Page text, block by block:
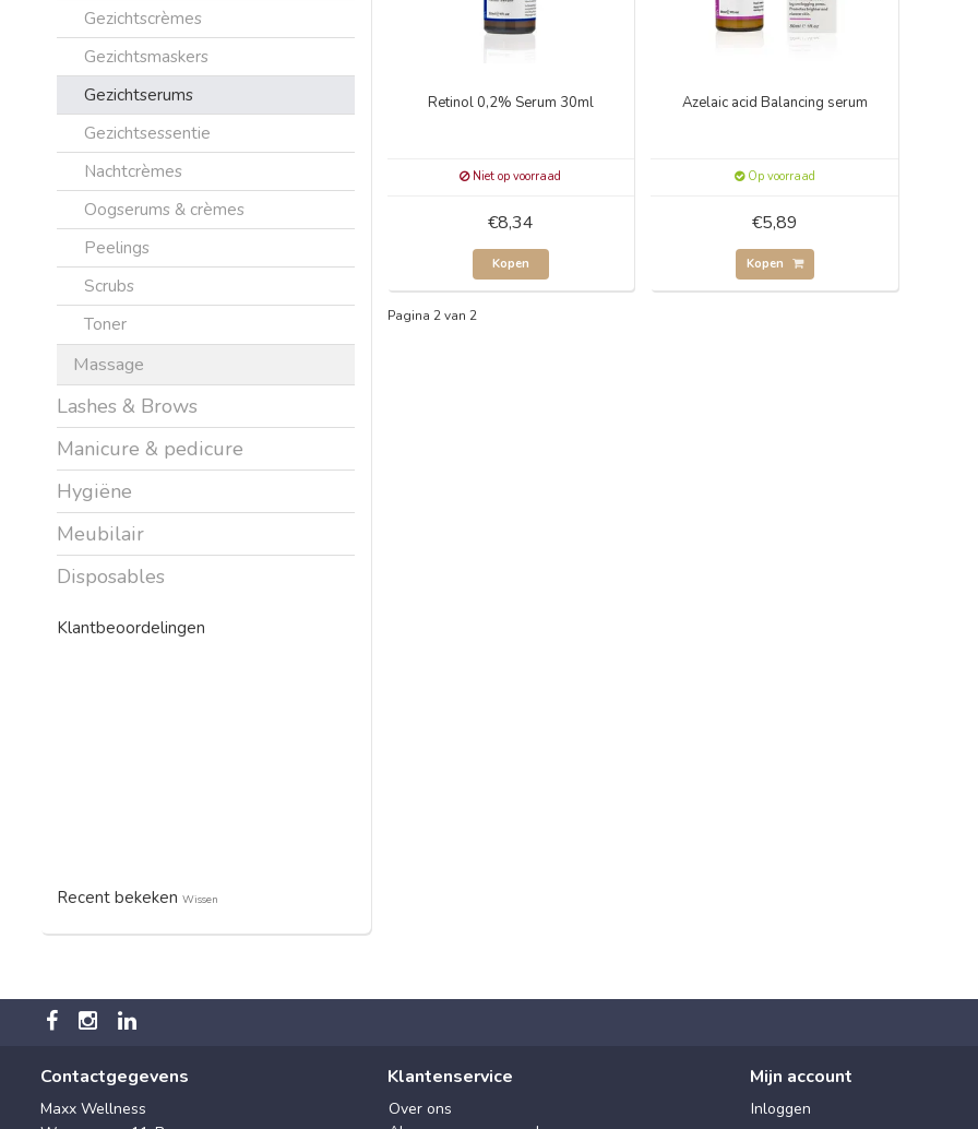
Gezichtscrèmes
Gezichtsmaskers
Gezichtserums
Gezichtsessentie
Nachtcrèmes
Oogserums & crèmes
Peelings
Scrubs
Toner
Massage
Lashes & Brows
Manicure & pedicure
Hygiëne
Meubilair
Disposables
Klantbeoordelingen
Recent bekeken Wissen
Retinol 0,2% Serum 30ml
Niet op voorraad
€8,34
Kopen
Azelaic acid Balancing serum
Op voorraad
€5,89
Kopen
Pagina 2 van 2
Contactgegevens
Maxx Wellness
Klantenservice
Over ons
Mijn account
Inloggen